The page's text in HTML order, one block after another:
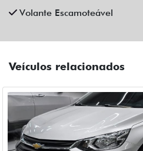
CHEVROLET ONIX 1.0
R$
44.000 km